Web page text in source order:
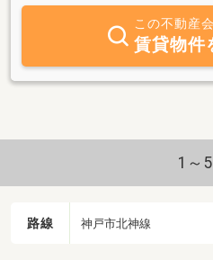
えて、問題解決のお手伝いを致しま
この不動産
賃貸物件
1～5
路線 神戸市北神線